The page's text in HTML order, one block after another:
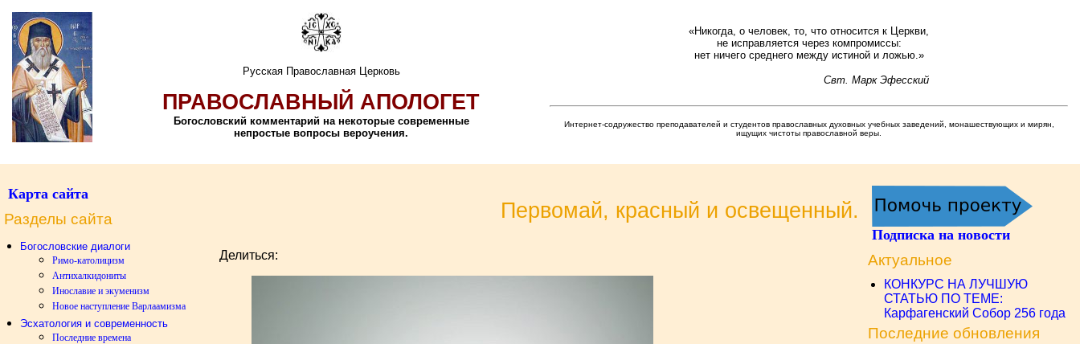
Русская Православная Церковь
ПРАВОСЛАВНЫЙ АПОЛОГЕТ
Богословский комментарий на некоторые современные
непростые вопросы вероучения.
«Никогда, о человек, то, что относится к Церкви,
не исправляется через компромиссы:
нет ничего среднего между истиной и ложью.»
Свт. Марк Эфесский
Интернет-содружество преподавателей и студентов православных духовных учебных заведений, монашествующих и мирян,
ищущих чистоты православной веры.
Карта сайта
Разделы сайта
Богословские диалоги
Римо-католицизм
Антихалкидониты
Инославие и экуменизм
Новое наступление Варлаамизма
Эсхатология и современность
Последние времена
Первомай, красный и освещенный.
Делиться:
Подписка на новости
Актуальное
КОНКУРС НА ЛУЧШУЮ
СТАТЬЮ ПО ТЕМЕ:
Карфагенский Собор 256 года
Последние обновления